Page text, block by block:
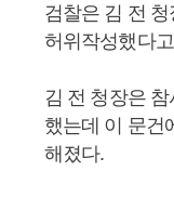
검찰은 김 전
허위작성했다
김 전 청장은
했는데 이 문건
해졌다.